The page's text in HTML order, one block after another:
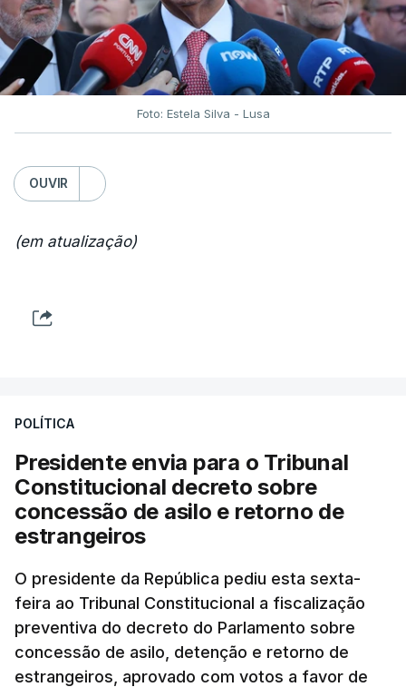
Foto: Estela Silva - Lusa
OUVIR
(em atualização)
POLÍTICA
Presidente envia para o Tribunal
Constitucional decreto sobre
concessão de asilo e retorno de
estrangeiros
O presidente da República pediu esta sexta-
feira ao Tribunal Constitucional a fiscalização
preventiva do decreto do Parlamento sobre
concessão de asilo, detenção e retorno de
estrangeiros, aprovado com votos a favor de